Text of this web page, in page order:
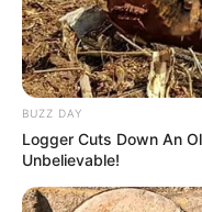
45028 – Terror
75804 – Terror com
75930 – Terror
75405 – Filmes de
6998 – Histórias
52147 – Terror
BUZZ DAY
Logger Cuts Down An
Unbelievable!